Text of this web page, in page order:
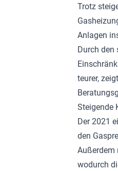
Trotz
Anlagen
Durch den
teurer,
Steigende
Der 2021
den
Außerdem
wodurch